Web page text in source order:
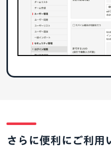
さらに便利にご利用